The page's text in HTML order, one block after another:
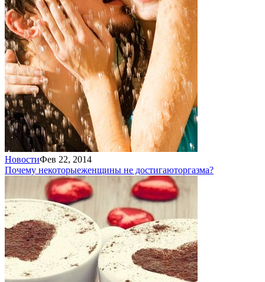
НовостиФев 22, 2014
Почему некоторыеженщины не достигаюторгазма?